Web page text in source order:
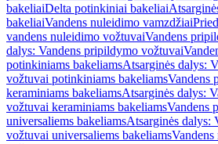
bakeliaiDelta potinkiniai bakeliai
bakeliaiVandens nuleidimo vamzdžiai
vandens nuleidimo vožtuvaiVandens
dalys: Vandens pripildymo vožtuvai
potinkiniams bakeliamsAtsarginės dalys:
vožtuvai potinkiniams bakeliamsVandens
keraminiams bakeliamsAtsarginės dalys:
vožtuvai keraminiams bakeliamsVandens
universaliems bakeliamsAtsarginės dalys:
vožtuvai universaliems bakeliams